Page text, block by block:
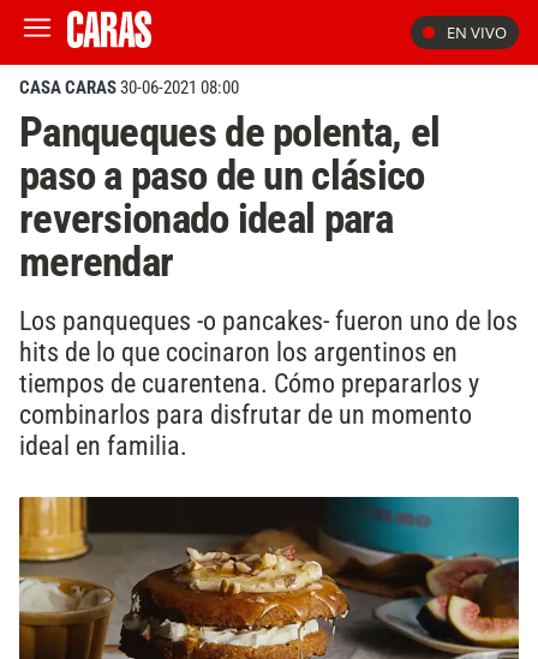
EN VIVO
CASA CARAS30-06-2021 08:00
Panqueques de polenta, el
paso a paso de un clásico
reversionado ideal para
merendar
Los panqueques -o pancakes- fueron uno de los
hits de lo que cocinaron los argentinos en
tiempos de cuarentena. Cómo prepararlos y
combinarlos para disfrutar de un momento
ideal en familia.